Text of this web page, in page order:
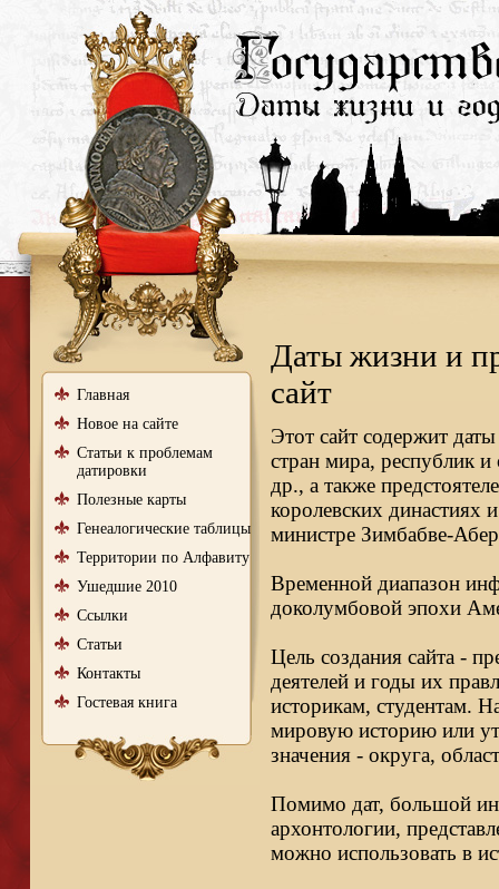
Главная
Новое на сайте
Статьи к проблемам
датировки
Полезные карты
Генеалогические таблицы
Территории по Алфавиту
Ушедшие 2010
Ссылки
Статьи
Контакты
Гостевая книга
Даты жизни и
сайт
Этот сайт содержит
стран мира, республик и
др., а также
королевских династиях
министре Зимбабве-
Временной диапазон
доколумбовой эпохи
Цель создания сайта -
деятелей и годы их
историкам, студентам.
мировую историю или
значения - округа,
Помимо дат, большой
архонтологии,
можно использовать в